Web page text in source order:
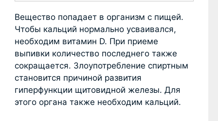
Вещество попадает в организм с пищей.
Чтобы кальций нормально усваивался,
необходим витамин D. При приеме
выпивки количество последнего также
сокращается. Злоупотребление спиртным
становится причиной развития
гиперфункции щитовидной железы. Для
этого органа также необходим кальций.